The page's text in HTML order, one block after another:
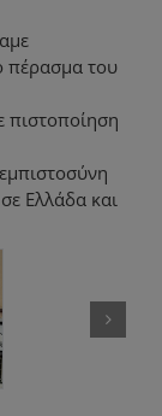
πέρασμα του
πιστοποίηση
Ελλάδα και